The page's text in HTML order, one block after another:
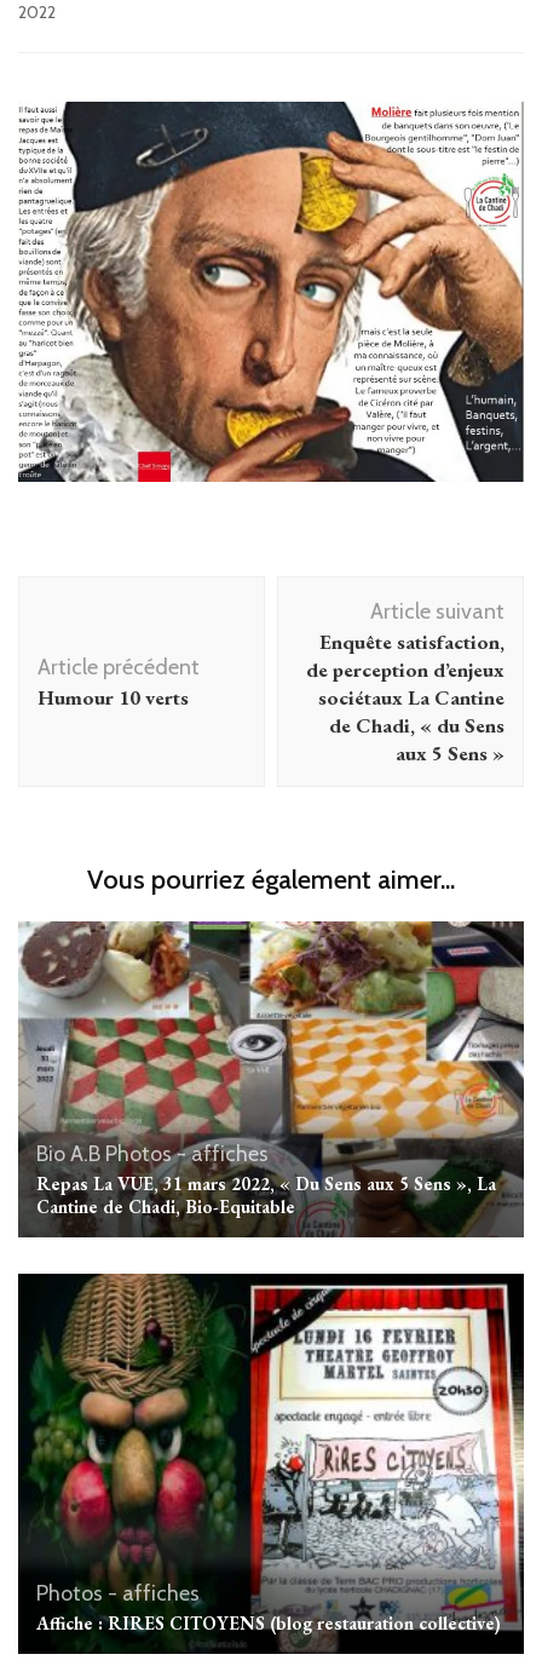
2022
Article précédent
Humour 10 verts
Article suivant
Enquête satisfaction,
de perception d’enjeux
sociétaux La Cantine
de Chadi, « du Sens
aux 5 Sens »
Vous pourriez également aimer...
Bio A.B Photos - affiches
Repas La VUE, 31 mars 2022, « Du Sens aux 5 Sens », La
Cantine de Chadi, Bio-Equitable
Photos - affiches
Affiche : RIRES CITOYENS (blog restauration collective)